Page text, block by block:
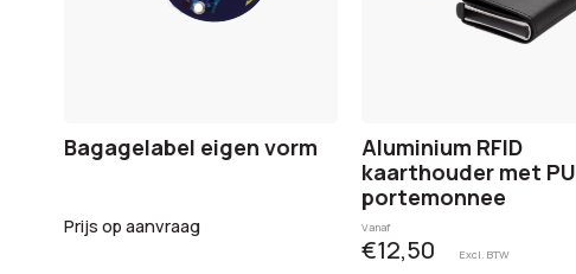
Bagagelabel eigen vorm
Prijs op aanvraag
Aluminium RFID
kaarthouder met PU
portemonnee
Vanaf
€12,50 Excl. BTW